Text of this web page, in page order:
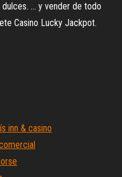
... y vender de todo
Casino Lucky Jackpot.
inn & casino